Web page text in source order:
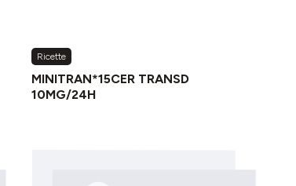
Ricette
MINITRAN*15CER TRANSD
10MG/24H